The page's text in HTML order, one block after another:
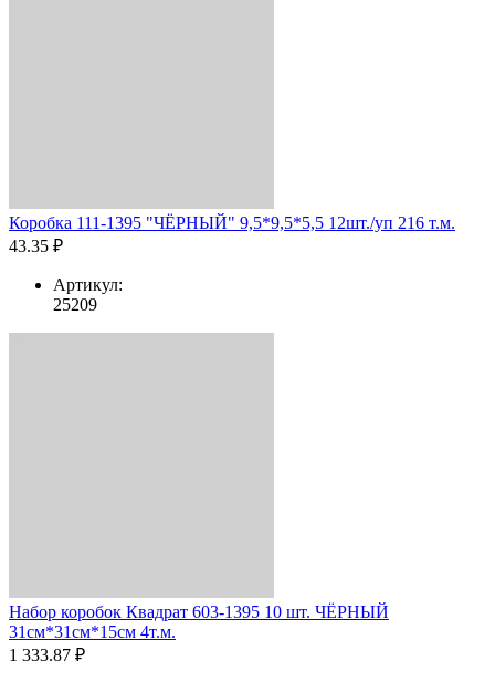
Коробка 111-1395 "ЧЁРНЫЙ" 9,5*9,5*5,5 12шт./уп 216 т.м.
43.35 ₽
Артикул:
25209
Набор коробок Квадрат 603-1395 10 шт. ЧЁРНЫЙ
31см*31см*15см 4т.м.
1 333.87 ₽